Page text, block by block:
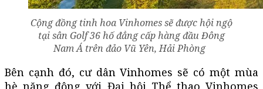
Cộng đồng tinh hoa Vinhomes sẽ được hội ngộ
tại sân Golf 36 hố đẳng cấp hàng đầu Đông
Nam Á trên đảo Vũ Yên, Hải Phòng
Bên cạnh đó, cư dân Vinhomes sẽ có một mùa
hè năng động với Đại hội Thể thao Vinhomes